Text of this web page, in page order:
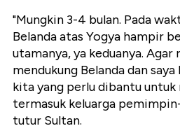
"Mungkin 3-4 bulan. Pada
Belanda atas Yogya hampir
utamanya, ya keduanya.
mendukung Belanda dan
kita yang perlu dibantu
termasuk keluarga
tutur Sultan.